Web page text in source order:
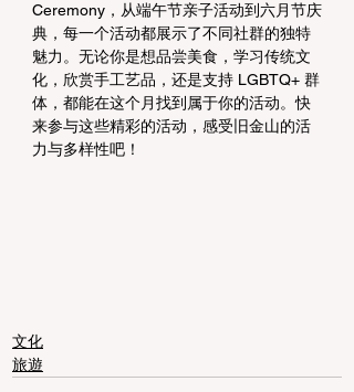
Ceremony，从端午节亲子活动到六月节庆
典，每一个活动都展示了不同社群的独特
魅力。无论你是想品尝美食，学习传统文
化，欣赏手工艺品，还是支持 LGBTQ+ 群
体，都能在这个月找到属于你的活动。快
来参与这些精彩的活动，感受旧金山的活
力与多样性吧！
文化
旅遊